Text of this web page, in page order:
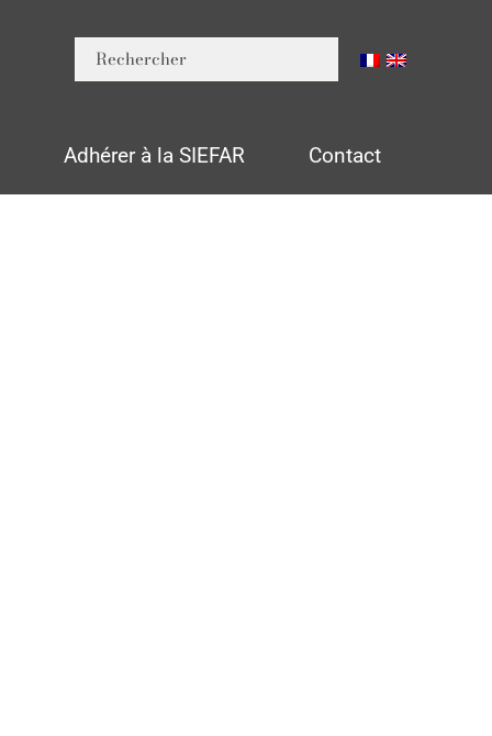
Adhérer à la SIEFAR Contact